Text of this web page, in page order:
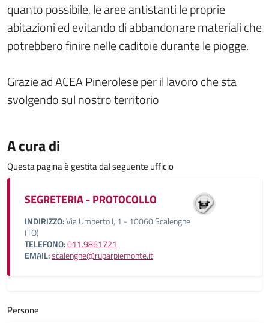
quanto possibile, le aree antistanti le proprie
abitazioni ed evitando di abbandonare materiali che
potrebbero finire nelle caditoie durante le piogge.
Grazie ad ACEA Pinerolese per il lavoro che sta
svolgendo sul nostro territorio
A cura di
Questa pagina è gestita dal seguente ufficio
SEGRETERIA - PROTOCOLLO
INDIRIZZO:Via Umberto I, 1 - 10060 Scalenghe
(TO)
TELEFONO:011.9861721
EMAIL:scalenghe@ruparpiemonte.it
Persone